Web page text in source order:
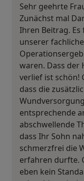
Sehr geehrte
Zunächst mal
Ihren Beitrag. Es
unserer
waren. Dass der
verlief ist schön!
dass die
entsprechende
abschwellende
dass Ihr Sohn
schmerzfrei die
erfahren durfte.
eben kein